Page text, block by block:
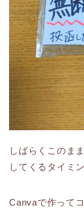
しばらくこのま
してくるタイミ
Canvaで作って